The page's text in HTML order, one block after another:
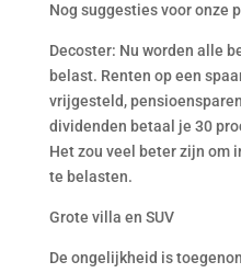
Nog suggesties voor onze
Decoster: Nu worden alle
belast. Renten op een
vrijgesteld,
dividenden betaal je 30
Het zou veel beter zijn om
te belasten.
Grote villa en SUV
De ongelijkheid is